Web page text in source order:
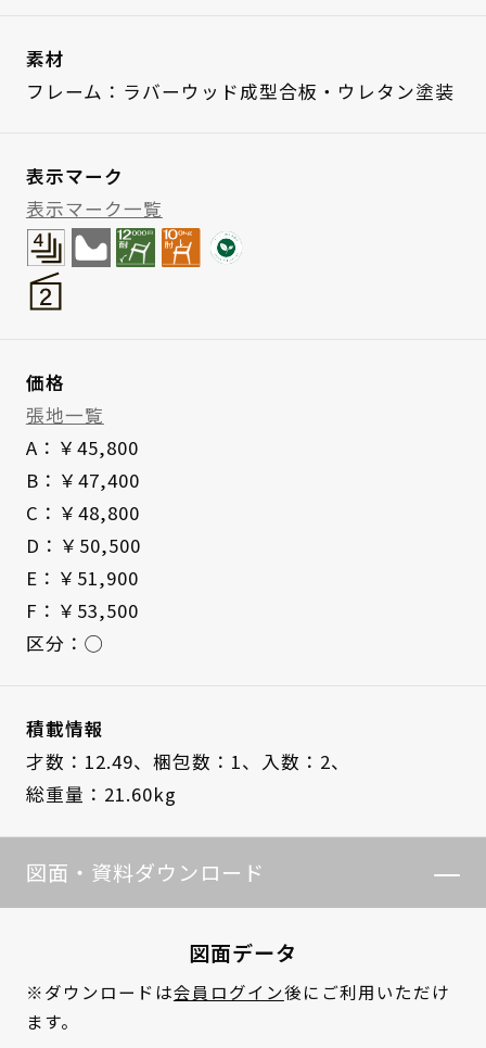
素材
フレーム：ラバーウッド成型合板・ウレタン塗装
表示マーク
表示マーク一覧
価格
張地一覧
A：￥45,800
B：￥47,400
C：￥48,800
D：￥50,500
E：￥51,900
F：￥53,500
区分：◯
積載情報
才数：12.49、 梱包数：1、 入数：2、
総重量：21.60kg
図面・資料ダウンロード
図面データ
※ダウンロードは会員ログイン後にご利用いただけ
ます。